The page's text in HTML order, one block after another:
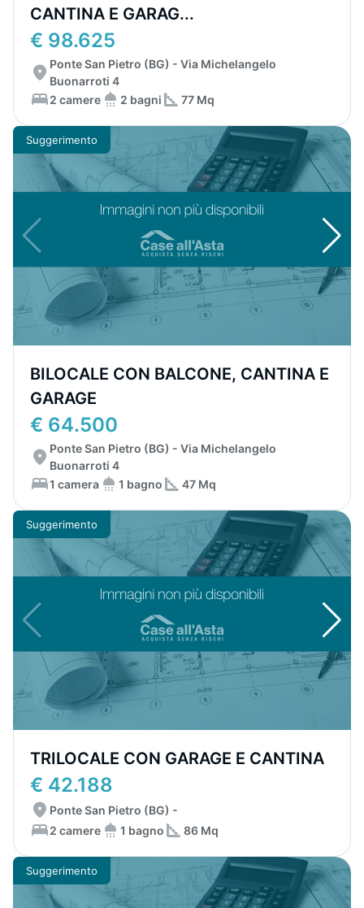
CANTINA E GARAG...
€ 98.625
Ponte San Pietro (BG) - Via Michelangelo
Buonarroti 4
2 camere
2 bagni 77 Mq
Suggerimento
BILOCALE CON BALCONE, CANTINA E
GARAGE
€ 64.500
Ponte San Pietro (BG) - Via Michelangelo
Buonarroti 4
1 camera
1 bagno 47 Mq
Suggerimento
TRILOCALE CON GARAGE E CANTINA
€ 42.188
Ponte San Pietro (BG) -
2 camere
1 bagno 86 Mq
Suggerimento